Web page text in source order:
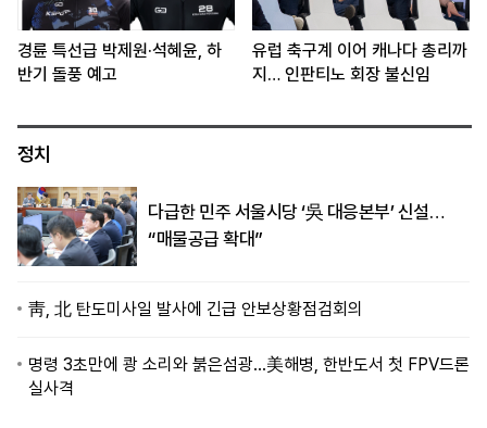
경륜 특선급 박제원·석혜윤, 하
반기 돌풍 예고
유럽 축구계 이어 캐나다 총리까
지… 인판티노 회장 불신임
정치
다급한 민주 서울시당 ‘吳 대응본부’ 신설…
“매물공급 확대”
靑, 北 탄도미사일 발사에 긴급 안보상황점검회의
명령 3초만에 쾅 소리와 붉은섬광…美해병, 한반도서 첫 FPV드론
실사격